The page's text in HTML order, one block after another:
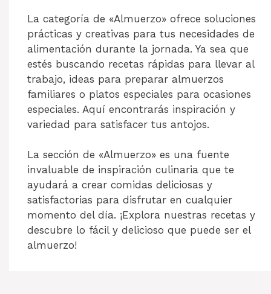
La categoría de «Almuerzo» ofrece soluciones
prácticas y creativas para tus necesidades de
alimentación durante la jornada. Ya sea que
estés buscando recetas rápidas para llevar al
trabajo, ideas para preparar almuerzos
familiares o platos especiales para ocasiones
especiales. Aquí encontrarás inspiración y
variedad para satisfacer tus antojos.
La sección de «Almuerzo» es una fuente
invaluable de inspiración culinaria que te
ayudará a crear comidas deliciosas y
satisfactorias para disfrutar en cualquier
momento del día. ¡Explora nuestras recetas y
descubre lo fácil y delicioso que puede ser el
almuerzo!